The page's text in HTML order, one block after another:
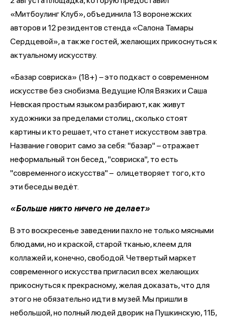
«Митбоулинг Клуб», объединила 13 воронежских
авторов и 12 резидентов стенда «Салона Тамары
Сердцевой», а также гостей, желающих прикоснуться к
актуальному искусству.
«Базар совриска» (18+) – это подкаст о современном
искусстве без снобизма. Ведущие Юля Вязких и Саша
Невская простым языком разбирают, как живут
художники за пределами столиц, сколько стоят
картины и кто решает, что станет искусством завтра.
Название говорит само за себя: "базар" – отражает
неформальный тон бесед, "совриска", то есть
"современного искусства" – олицетворяет того, кто
эти беседы ведёт.
«Больше никто ничего не делает»
В это воскресенье заведении пахло не только мясными
блюдами, но и краской, старой тканью, клеем для
коллажей и, конечно, свободой. Четвертый маркет
современного искусства пригласил всех желающих
прикоснуться к прекрасному, желая доказать, что для
этого не обязательно идти в музей. Мы пришли в
небольшой, но полный людей дворик на Пушкинскую, 11Б,